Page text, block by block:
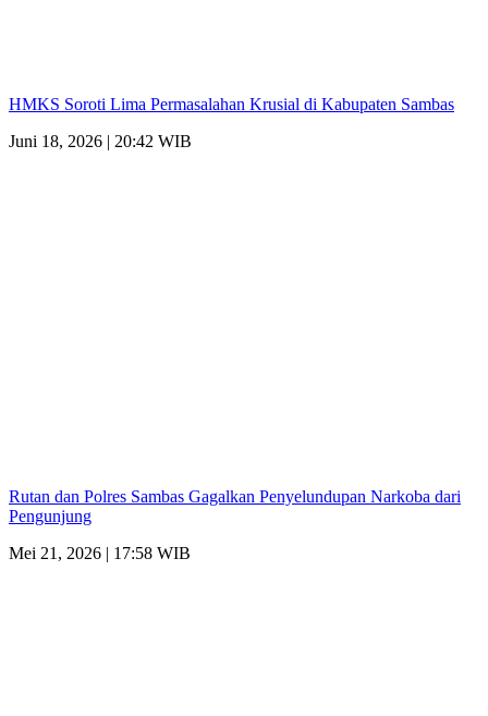
HMKS Soroti Lima Permasalahan Krusial di Kabupaten Sambas
Juni 18, 2026 | 20:42 WIB
Rutan dan Polres Sambas Gagalkan Penyelundupan Narkoba dari
Pengunjung
Mei 21, 2026 | 17:58 WIB